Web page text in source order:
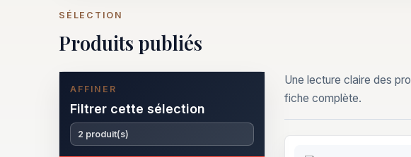
SÉLECTION
Produits publiés
AFFINER
Filtrer cette sélection
2 produit(s)
Une lecture claire des
fiche complète.